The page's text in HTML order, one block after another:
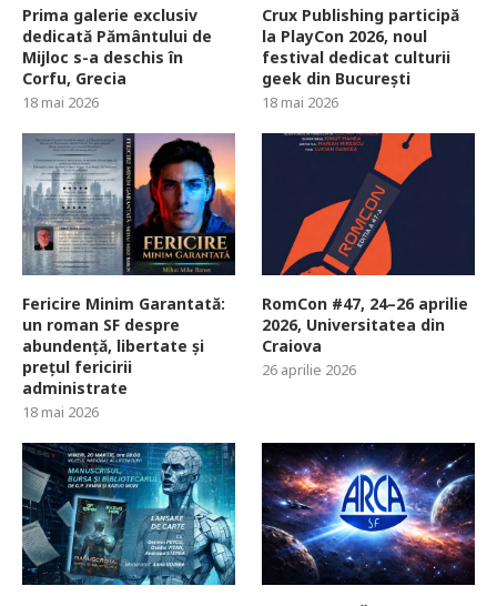
Prima galerie exclusiv
dedicată Pământului de
Mijloc s-a deschis în
Corfu, Grecia
18 mai 2026
Crux Publishing participă
la PlayCon 2026, noul
festival dedicat culturii
geek din București
18 mai 2026
Fericire Minim Garantată:
un roman SF despre
abundență, libertate și
prețul fericirii
administrate
18 mai 2026
RomCon #47, 24–26 aprilie
2026, Universitatea din
Craiova
26 aprilie 2026